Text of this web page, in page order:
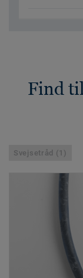
Find
Svejsetråd (1)